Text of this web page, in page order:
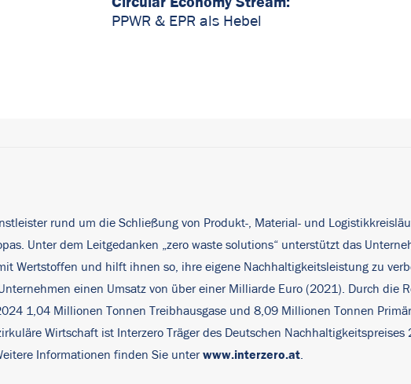
PPWR & EPR als Hebel
rund um die Schließung von Produkt-, Material- und
Unter dem Leitgedanken „zero waste solutions“ unterstützt das
Wertstoffen und hilft ihnen so, ihre eigene Nachhaltigkeitsleistung zu
einen Umsatz von über einer Milliarde Euro (2021). Durch die
1,04 Millionen Tonnen Treibhausgase und 8,09 Millionen Tonnen
Wirtschaft ist Interzero Träger des Deutschen
Informationen finden Sie unterwww.interzero.at